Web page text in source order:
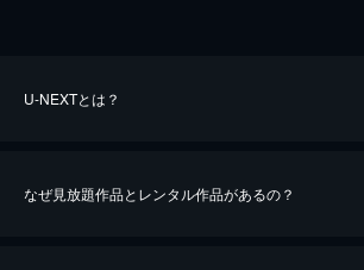
U-NEXTとは？
なぜ見放題作品とレンタル作品があるの？